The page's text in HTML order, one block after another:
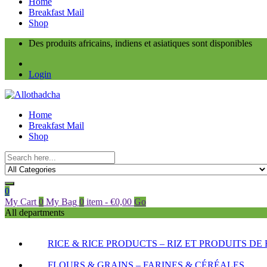
Breakfast Mail
Shop
Des produits africains, indiens et asiatiques sont disponibles
Login
Home
Breakfast Mail
Shop
0
My Cart 0 My Bag 0 item - €0,00 Go
All departments
RICE & RICE PRODUCTS – RIZ ET PRODUITS DE
FLOURS & GRAINS – FARINES & CÉRÉALES